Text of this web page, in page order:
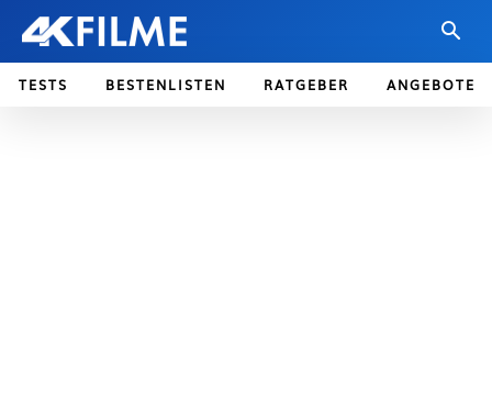
TESTS BESTENLISTEN RATGEBER ANGEBOTE